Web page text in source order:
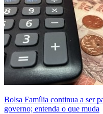
Bolsa Família continua a ser
governo; entenda o que muda